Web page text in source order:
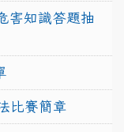
害知識答題抽
比賽簡章